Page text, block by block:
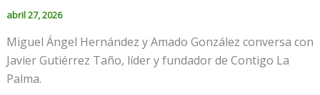
abril 27, 2026
Miguel Ángel Hernández y Amado González conversa con
Javier Gutiérrez Taño, líder y fundador de Contigo La
Palma.